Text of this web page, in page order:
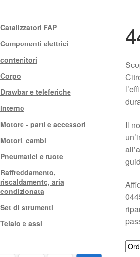
Il
Catalizzatori FAP
Componenti elettrici
contenitori
Corpo
Drawbar e teleferiche
interno
Motore - parti e accessori
Motori, cambi
Pneumatici e ruote
Raffreddamento,
riscaldamento, aria
condizionata
Set di strumenti
Telaio e assi